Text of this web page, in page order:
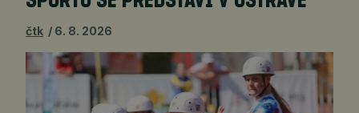
čtk 6. 8. 2026